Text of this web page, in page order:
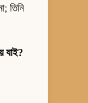
তিনি
যাই?